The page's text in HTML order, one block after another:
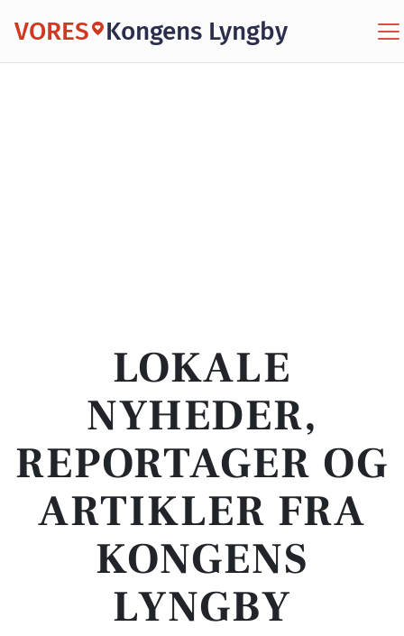
VORES Kongens Lyngby
LOKALE
NYHEDER,
REPORTAGER OG
ARTIKLER FRA
KONGENS
LYNGBY